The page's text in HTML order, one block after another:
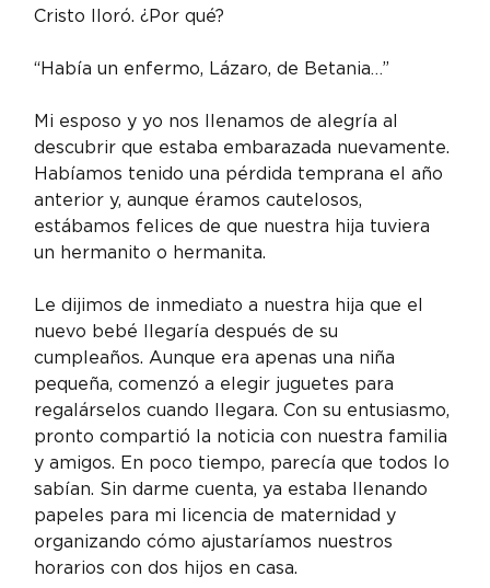
Cristo lloró. ¿Por qué?
“Había un enfermo, Lázaro, de Betania…”
Mi esposo y yo nos llenamos de alegría al
descubrir que estaba embarazada nuevamente.
Habíamos tenido una pérdida temprana el año
anterior y, aunque éramos cautelosos,
estábamos felices de que nuestra hija tuviera
un hermanito o hermanita.
Le dijimos de inmediato a nuestra hija que el
nuevo bebé llegaría después de su
cumpleaños. Aunque era apenas una niña
pequeña, comenzó a elegir juguetes para
regalárselos cuando llegara. Con su entusiasmo,
pronto compartió la noticia con nuestra familia
y amigos. En poco tiempo, parecía que todos lo
sabían. Sin darme cuenta, ya estaba llenando
papeles para mi licencia de maternidad y
organizando cómo ajustaríamos nuestros
horarios con dos hijos en casa.